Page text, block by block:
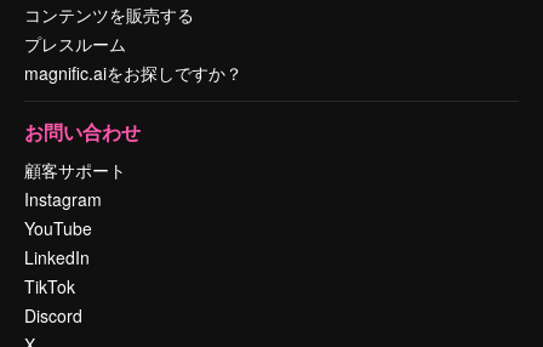
コンテンツを販売する
プレスルーム
magnific.aiをお探しですか？
お問い合わせ
顧客サポート
Instagram
YouTube
LinkedIn
TikTok
Discord